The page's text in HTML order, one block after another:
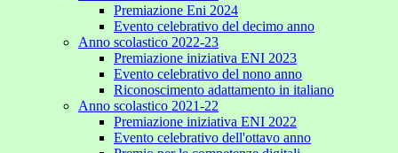
Premiazione Eni 2024
Evento celebrativo del decimo anno
Anno scolastico 2022-23
Premiazione iniziativa ENI 2023
Evento celebrativo del nono anno
Riconoscimento adattamento in italiano
Anno scolastico 2021-22
Premiazione iniziativa ENI 2022
Evento celebrativo dell'ottavo anno